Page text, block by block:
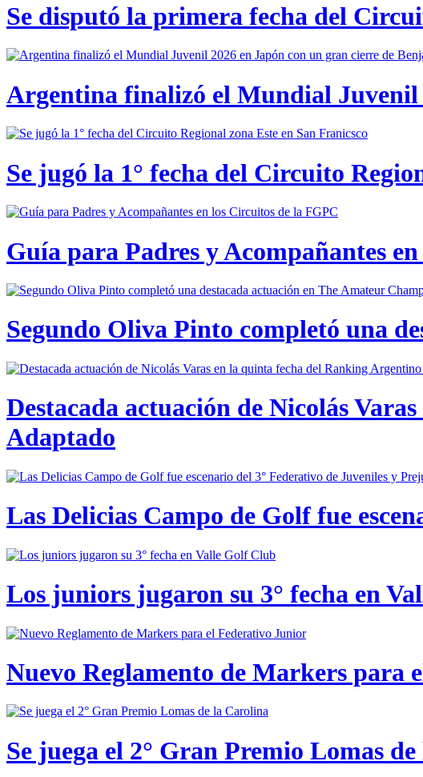
Se disputó la primera fecha del
Argentina finalizó el Mundial Juvenil
Se jugó la 1° fecha del Circuito
Guía para Padres y Acompañantes
Segundo Oliva Pinto completó una
Destacada actuación de Nicolás
Adaptado
Las Delicias Campo de Golf fue
Los juniors jugaron su 3° fecha en
Nuevo Reglamento de Markers para
Se juega el 2° Gran Premio Lomas